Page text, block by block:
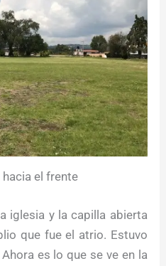
hacia el frente
iglesia y la capilla abierta
que fue el atrio. Estuvo
es lo que se ve en la